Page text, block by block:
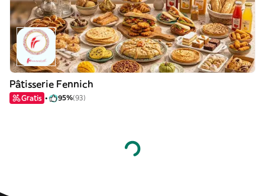
Pâtisserie Fennich
Gratis 95%(93)